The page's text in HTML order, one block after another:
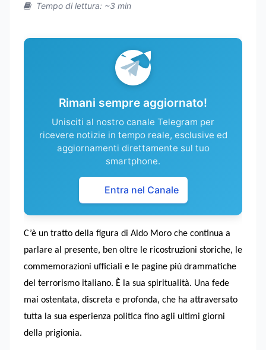
Tempo di lettura: ~3 min
Rimani sempre aggiornato!
Unisciti al nostro canale Telegram per
ricevere notizie in tempo reale, esclusive ed
aggiornamenti direttamente sul tuo
smartphone.
Entra nel Canale
C’è un tratto della figura di Aldo Moro che continua a
parlare al presente, ben oltre le ricostruzioni storiche, le
commemorazioni ufficiali e le pagine più drammatiche
del terrorismo italiano. È la sua spiritualità. Una fede
mai ostentata, discreta e profonda, che ha attraversato
tutta la sua esperienza politica fino agli ultimi giorni
della prigionia.